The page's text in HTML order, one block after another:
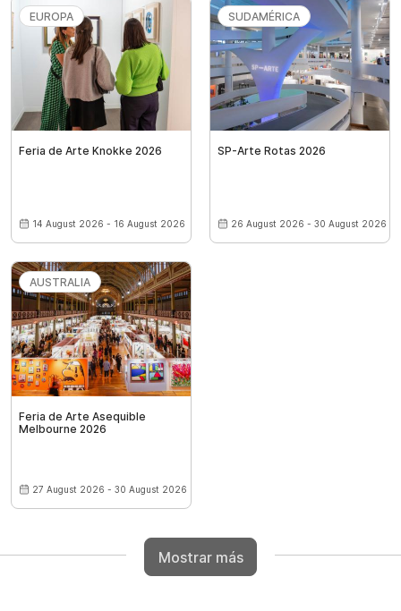
EUROPA
Feria de Arte Knokke 2026
14 August 2026 - 16 August 2026
SUDAMÉRICA
SP-Arte Rotas 2026
26 August 2026 - 30 August 2026
AUSTRALIA
Feria de Arte Asequible
Melbourne 2026
27 August 2026 - 30 August 2026
Mostrar más